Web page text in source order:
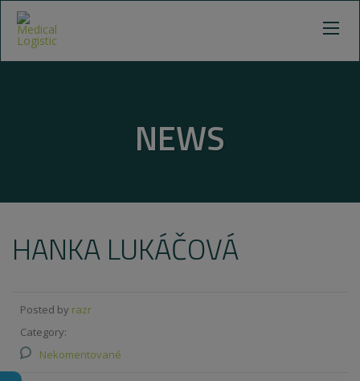
NEWS
HANKA LUKÁČOVÁ
Posted by razr
Category:
Nekomentované